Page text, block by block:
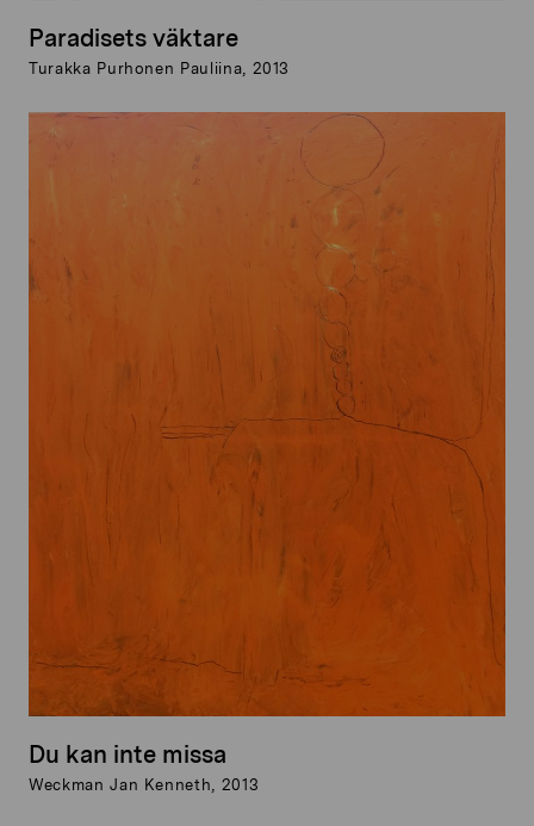
Paradisets väktare
Turakka Purhonen Pauliina, 2013
Du kan inte missa
Weckman Jan Kenneth, 2013